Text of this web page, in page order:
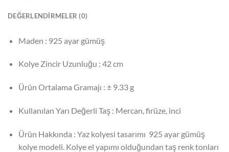
DEĞERLENDIRMELER (0)
Maden : 925 ayar gümüş
Kolye Zincir Uzunluğu : 42 cm
Ürün Ortalama Gramajı : ± 9.33 g
Kullanılan Yarı Değerli Taş : Mercan, firüze, inci
Ürün Hakkında : Yaz kolyesi tasarımı 925 ayar gümüş
kolye modeli. Kolye el yapımı olduğundan taş renk tonları